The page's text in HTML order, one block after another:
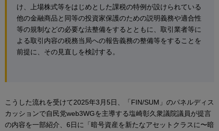
け、上場株式等をはじめとした課税の特例が設けられている
他の金融商品と同等の投資家保護のための説明義務や適合性
等の規制などの必要な法整備をするとともに、取引業者等に
よる取引内容の税務当局への報告義務の整備等をすることを
前提に、その見直しを検討する。
こうした流れを受けて2025年3月5日、「FIN/SUM」のパネルディス
カッションで自民党web3WGを主導する塩崎彰久衆議院議員が提言
の内容を一部紹介、6日に「暗号資産を新たなアセットクラスに〜暗